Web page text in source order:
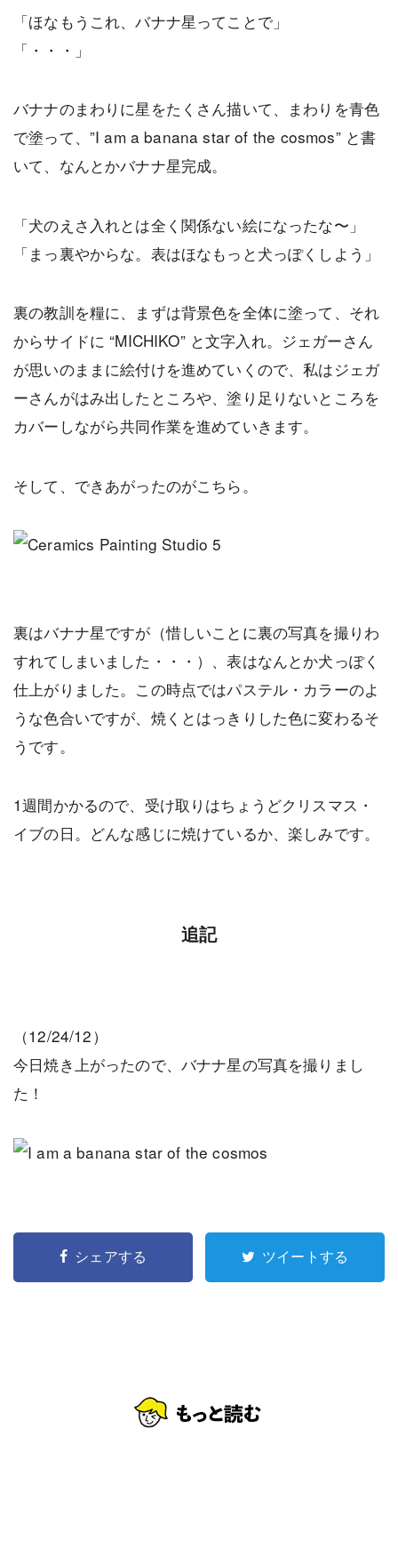
「ほなもうこれ、バナナ星ってことで」
「・・・」
バナナのまわりに星をたくさん描いて、まわりを青色
で塗って、”I am a banana star of the cosmos” と書
いて、なんとかバナナ星完成。
「犬のえさ入れとは全く関係ない絵になったな〜」
「まっ裏やからな。表はほなもっと犬っぽくしよう」
裏の教訓を糧に、まずは背景色を全体に塗って、それ
からサイドに “MICHIKO” と文字入れ。ジェガーさん
が思いのままに絵付けを進めていくので、私はジェガ
ーさんがはみ出したところや、塗り足りないところを
カバーしながら共同作業を進めていきます。
そして、できあがったのがこちら。
裏はバナナ星ですが（惜しいことに裏の写真を撮りわ
すれてしまいました・・・）、表はなんとか犬っぽく
仕上がりました。この時点ではパステル・カラーのよ
うな色合いですが、焼くとはっきりした色に変わるそ
うです。
1週間かかるので、受け取りはちょうどクリスマス・
イブの日。どんな感じに焼けているか、楽しみです。
追記
（12/24/12）
今日焼き上がったので、バナナ星の写真を撮りまし
た！
シェアする ツイートする